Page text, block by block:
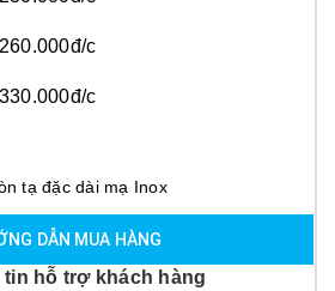
c
c
DẪN MUA HÀNG
tin hỗ trợ khách hàng